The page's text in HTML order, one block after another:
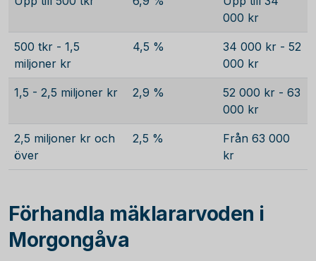
000 kr
500 tkr - 1,5
miljoner kr
4,5 %
34 000 kr - 52
000 kr
1,5 - 2,5 miljoner kr 2,9 %
52 000 kr - 63
000 kr
2,5 miljoner kr och
över
2,5 %
Från 63 000
kr
Förhandla mäklararvoden i
Morgongåva